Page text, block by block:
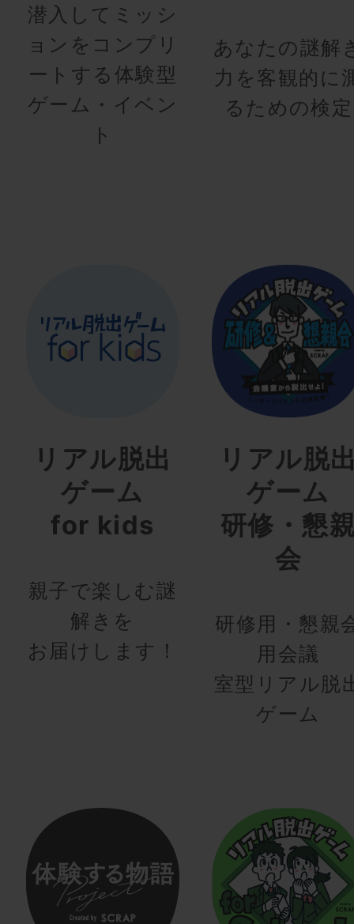
潜入してミッシ
ョンをコンプリ
ートする体験型
ゲーム・イベン
ト
あなたの謎解
力を客観的に
るための検定
リアル脱出
ゲーム
for kids
親子で楽しむ謎
解きを
お届けします！
リアル脱
ゲーム
研修・懇
会
研修用・懇親
用会議
室型リアル脱
ゲーム